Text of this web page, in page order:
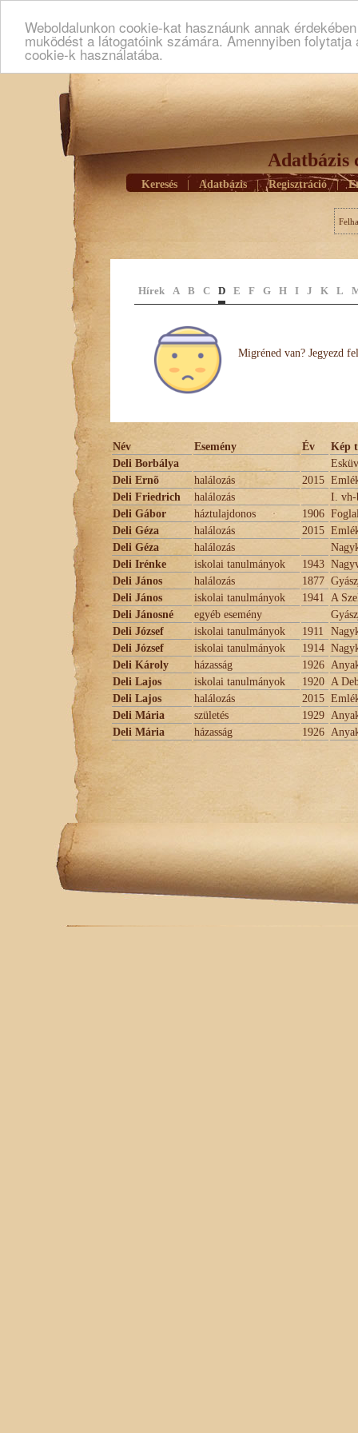
Weboldalunkon cookie-kat hasznáunk annak
muködést a látogatóink számára. Amennyiben
cookie-k használatába.
Adatbázis
Keresés Adatbázis | Regisztráció |
Hírek A B C D E F G H I J K L
Migréned van? Jegyezd
Név Esemény Év
Kép
Deli Borbálya
Deli Ernõ
halálozás 2015
Deli Friedrich
halálozás
I. vh-
Deli Gábor
háztulajdonos 1906
Deli Géza
halálozás 2015
Deli Géza
halálozás
Deli Irénke
iskolai tanulmányok 1943
Deli János
halálozás 1877
Deli János
iskolai tanulmányok 1941 A
Deli Jánosné
egyéb esemény
Deli József
iskolai tanulmányok 1911
Deli József
iskolai tanulmányok 1914
Deli Károly
házasság 1926
Deli Lajos
iskolai tanulmányok 1920 A
Deli Lajos
halálozás 2015
Deli Mária
születés 1929
Deli Mária
házasság 1926